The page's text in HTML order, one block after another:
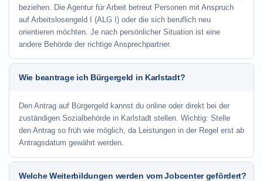
beziehen. Die Agentur für Arbeit betreut Personen mit Anspruch
auf Arbeitslosengeld I (ALG I) oder die sich beruflich neu
orientieren möchten. Je nach persönlicher Situation ist eine
andere Behörde der richtige Ansprechpartner.
Wie beantrage ich Bürgergeld in Karlstadt?
Den Antrag auf Bürgergeld kannst du online oder direkt bei der
zuständigen Sozialbehörde in Karlstadt stellen. Wichtig: Stelle
den Antrag so früh wie möglich, da Leistungen in der Regel erst ab
Antragsdatum gewährt werden.
Welche Weiterbildungen werden vom Jobcenter gefördert?